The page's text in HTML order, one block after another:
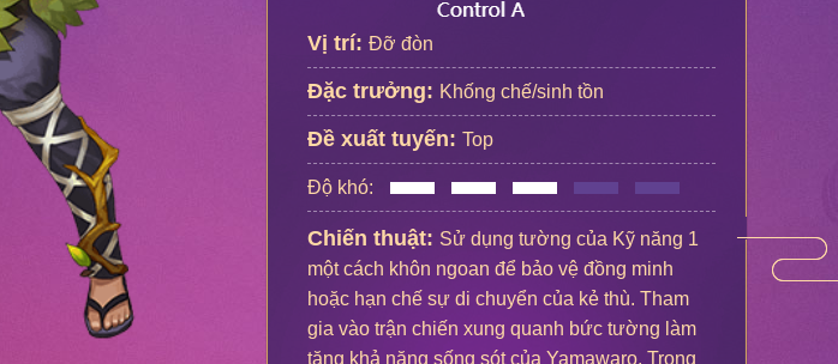
Vị trí: Đỡ đòn
Đặc trưởng: Khống chế/sinh tồn
Đề xuất tuyến: Top
Độ khó:
Chiến thuật: Sử dụng tường của Kỹ năng 1
một cách khôn ngoan để bảo vệ đồng minh
hoặc hạn chế sự di chuyển của kẻ thù. Tham
gia vào trận chiến xung quanh bức tường làm
tăng khả năng sống sót của Yamawaro. Trong